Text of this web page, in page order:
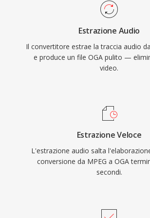
supportato da praticamente tutto il
royalty, OGA evita le complessità di
brevettuale che interessano i formati
proprietari. Il formato supporta
tramite commenti Vorbis per
album e informazioni sulla traccia in
ambienti desktop Linux, rendendolo
Estrazione Audio
Il convertitore estrae la traccia audio
e produce un file OGA pulito —
video.
Estrazione Veloce
L'estrazione audio salta
conversione da MPEG a OGA
secondi.